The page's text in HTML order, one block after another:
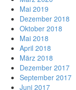
Mai 2019
Dezember 2018
Oktober 2018
Mai 2018
April 2018
März 2018
Dezember 2017
September 2017
Juni 2017